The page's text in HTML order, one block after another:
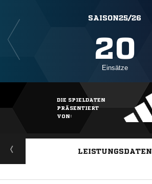
SAISON25/26
20
Einsätze
DIE SPIELDATEN
PRÄSENTIERT
VON:
LEISTUNGSDATEN